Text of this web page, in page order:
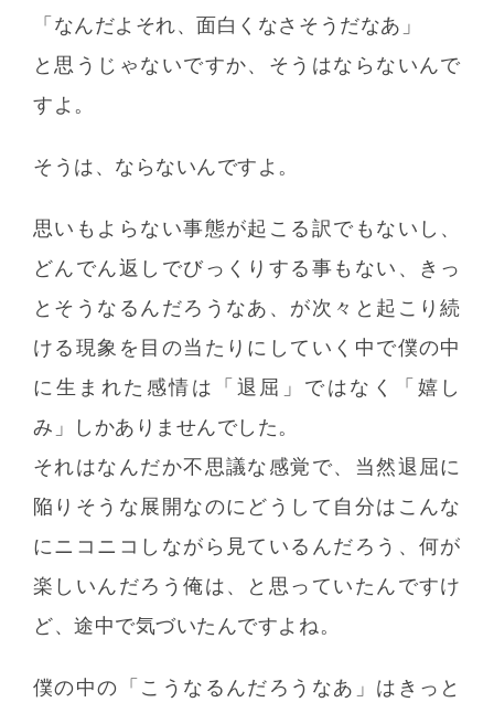
「なんだよそれ、面白くなさそうだなあ」
と思うじゃないですか、そうはならないんで
すよ。
そうは、ならないんですよ。
思いもよらない事態が起こる訳でもないし、
どんでん返しでびっくりする事もない、きっ
とそうなるんだろうなあ、が次々と起こり続
ける現象を目の当たりにしていく中で僕の中
に生まれた感情は「退屈」ではなく「嬉し
み」しかありませんでした。
それはなんだか不思議な感覚で、当然退屈に
陥りそうな展開なのにどうして自分はこんな
にニコニコしながら見ているんだろう、何が
楽しいんだろう俺は、と思っていたんですけ
ど、途中で気づいたんですよね。
僕の中の「こうなるんだろうなあ」はきっと